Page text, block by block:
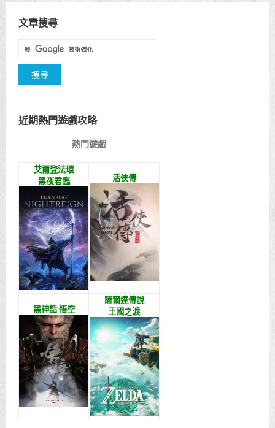
文章搜尋
近期熱門遊戲攻略
熱門遊戲
艾爾登法環
黑夜君臨
活俠傳
黑神話 悟空
薩爾達傳說
王國之淚